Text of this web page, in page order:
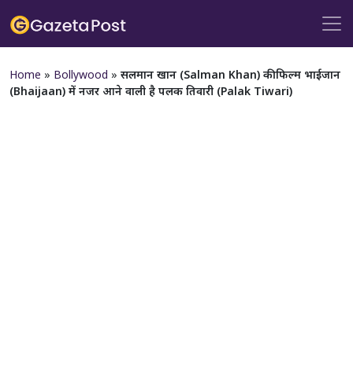
Home » Bollywood » सलमान खान (Salman Khan) की फिल्म भाईजान
(Bhaijaan) में नजर आने वाली है पलक तिवारी (Palak Tiwari)